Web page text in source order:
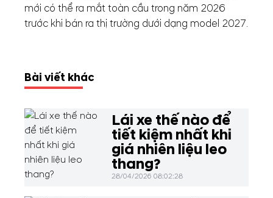
mới có thể ra mắt toàn cầu trong năm 2026
trước khi bán ra thị trường dưới dạng model 2027.
Bài viết khác
Lái xe thế nào để
tiết kiệm nhất khi
giá nhiên liệu leo
thang?
28/04/2026 08:02:28